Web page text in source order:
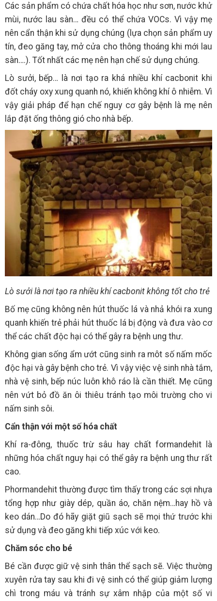
Các sản phẩm có chứa chất hóa học như sơn, nước khử
mùi, nước lau sàn… đều có thể chứa VOCs. Vì vậy mẹ
nên cẩn thận khi sử dụng chúng (lựa chọn sản phẩm uy
tín, đeo găng tay, mở cửa cho thông thoáng khi mới lau
sàn….). Tốt nhất các mẹ nên hạn chế sử dụng chúng.
Lò sưởi, bếp… là nơi tạo ra khá nhiều khí cacbonit khi
đốt cháy oxy xung quanh nó, khiến không khí ô nhiễm. Vì
vậy giải pháp để hạn chế nguy cơ gây bệnh là mẹ nên
lắp đặt ống thông gió cho nhà bếp.
Lò sưởi là nơi tạo ra nhiều khí cacbonit không tốt cho trẻ
Bố mẹ cũng không nên hút thuốc lá và nhả khói ra xung
quanh khiến trẻ phải hút thuốc lá bị động và đưa vào cơ
thể các chất độc hại có thể gây ra bệnh ung thư.
Không gian sống ẩm ướt cũng sinh ra môt số nấm mốc
độc hại và gây bệnh cho trẻ. Vì vậy việc vệ sinh nhà tắm,
nhà vệ sinh, bếp núc luôn khô ráo là cần thiết. Mẹ cũng
nên vứt bỏ đồ ăn ôi thiêu tránh tạo môi trường cho vi
nấm sinh sôi.
Cẩn thận với một số hóa chất
Khí ra-đông, thuốc trừ sâu hay chất formandehit là
những hóa chất nguy hại có thể gây ra bệnh ung thư rất
cao.
Phormandehit thường được tìm thấy trong các sợi nhựa
tổng hợp như giày dép, quần áo, chăn nệm…hay hồ và
keo dán…Do đó hãy giặt giũ sạch sẽ mọi thứ trước khi
sử dụng và đeo găng khi tiếp xúc với keo.
Chăm sóc cho bé
Bé cần được giữ vệ sinh thân thể sạch sẽ. Việc thường
xuyên rửa tay sau khi đi vệ sinh có thể giúp giảm lượng
chì trong máu và tránh sự xâm nhập của một số vi